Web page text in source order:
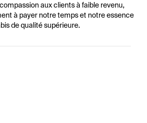
aux clients à faible revenu,
à payer notre temps et notre essence
de qualité supérieure.